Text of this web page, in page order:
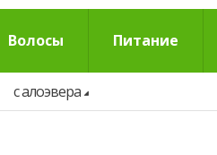
Волосы Питание
с алоэвера